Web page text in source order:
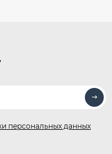
персональных данных